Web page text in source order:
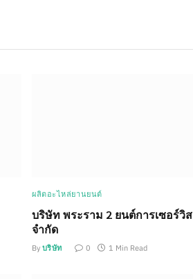
ผลิตอะไหล่ยานยนต์
บริษัท พระราม 2 ยนต์การเซอร์วิส
จำกัด
By บริษัท 0 1 Min Read